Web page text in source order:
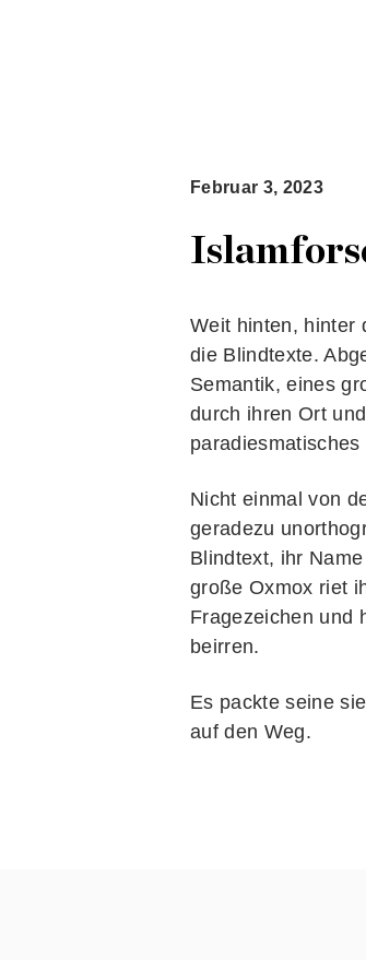
Februar 3, 2023
Weit hinten, hinter
die Blindtexte.
Semantik, eines
durch ihren Ort
Nicht einmal von
geradezu
Blindtext, ihr
große Oxmox riet
Fragezeichen und
beirren.
Es packte seine
auf den Weg.